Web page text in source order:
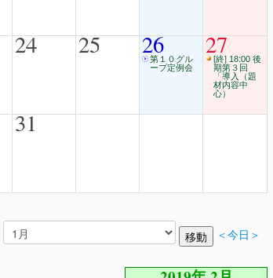
24 25 26
第１０グル
ープ定例会
27
[終] 18:00 後
期第３回
「導入（題
材内容中
心）
31
＜今日＞